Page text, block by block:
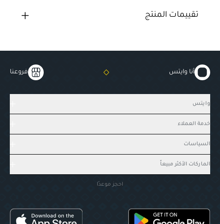
تقييمات المنتج
أنا وايتس فروعنا
وايتس
خدمة العملاء
السياسات
الماركات الأكثر مبيعاً
احجز موعدًا